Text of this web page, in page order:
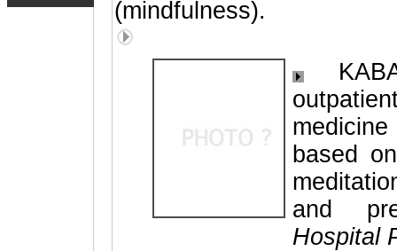
(mindfulness).
based
and
Hospital